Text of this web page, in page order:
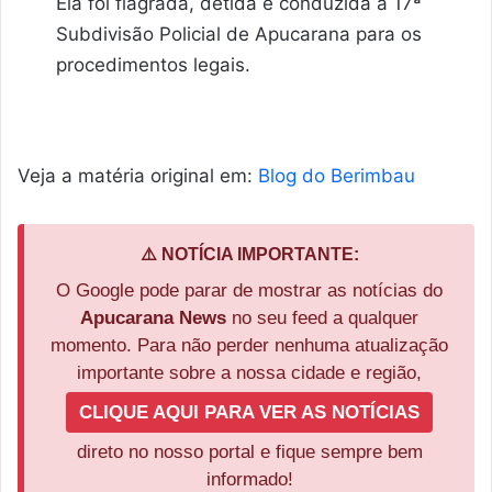
Subdivisão Policial de Apucarana para os
procedimentos legais.
Veja a matéria original em: Blog do Berimbau
⚠️ NOTÍCIA IMPORTANTE:
O Google pode parar de mostrar as notícias do
Apucarana News no seu feed a qualquer
momento. Para não perder nenhuma atualização
importante sobre a nossa cidade e região,
CLIQUE AQUI PARA VER AS NOTÍCIAS
direto no nosso portal e fique sempre bem
informado!